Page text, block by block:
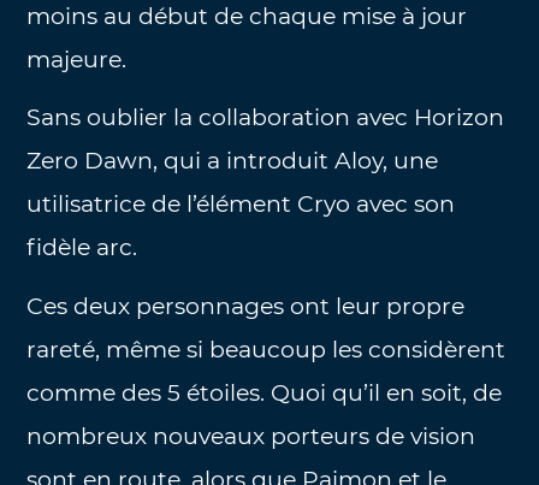
moins au début de chaque mise à jour
majeure.
Sans oublier la collaboration avec Horizon
Zero Dawn, qui a introduit Aloy, une
utilisatrice de l’élément Cryo avec son
fidèle arc.
Ces deux personnages ont leur propre
rareté, même si beaucoup les considèrent
comme des 5 étoiles. Quoi qu’il en soit, de
nombreux nouveaux porteurs de vision
sont en route, alors que Paimon et le